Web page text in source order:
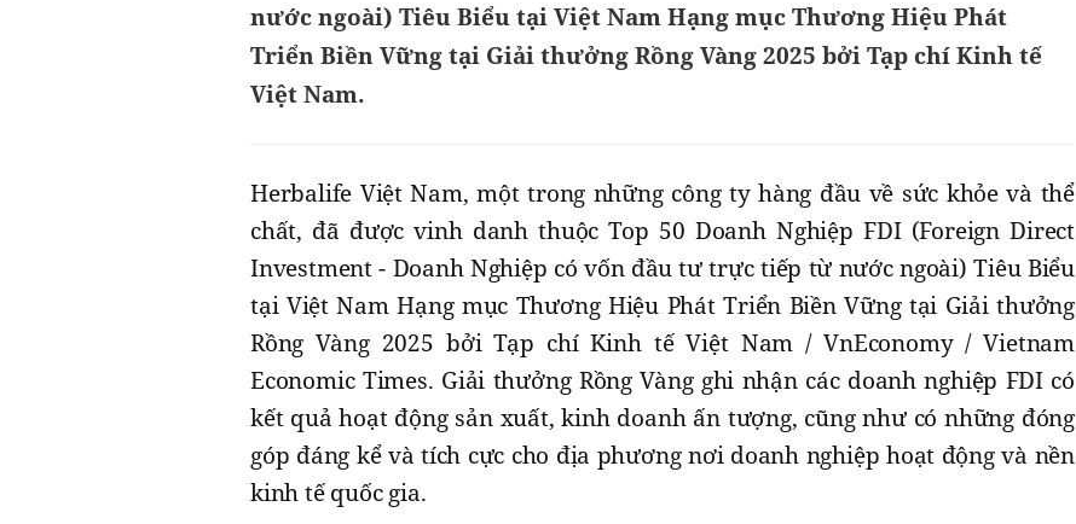
nước ngoài) Tiêu Biểu tại Việt Nam Hạng mục Thương Hiệu Phát
Triển Biền Vững tại Giải thưởng Rồng Vàng 2025 bởi Tạp chí Kinh tế
Việt Nam.
Herbalife Việt Nam, một trong những công ty hàng đầu về sức khỏe và thể
chất, đã được vinh danh thuộc Top 50 Doanh Nghiệp FDI (Foreign Direct
Investment - Doanh Nghiệp có vốn đầu tư trực tiếp từ nước ngoài) Tiêu Biểu
tại Việt Nam Hạng mục Thương Hiệu Phát Triển Biền Vững tại Giải thưởng
Rồng Vàng 2025 bởi Tạp chí Kinh tế Việt Nam / VnEconomy / Vietnam
Economic Times. Giải thưởng Rồng Vàng ghi nhận các doanh nghiệp FDI có
kết quả hoạt động sản xuất, kinh doanh ấn tượng, cũng như có những đóng
góp đáng kể và tích cực cho địa phương nơi doanh nghiệp hoạt động và nền
kinh tế quốc gia.